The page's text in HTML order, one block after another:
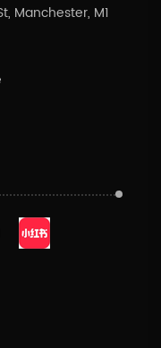
Manchester, M1